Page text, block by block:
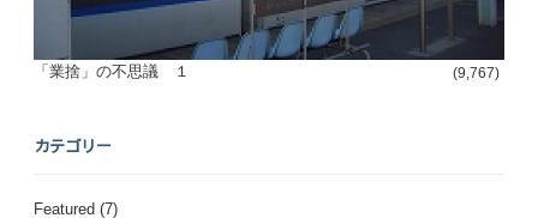
「業捨」の不思議 １ (9,767)
カテゴリー
Featured (7)